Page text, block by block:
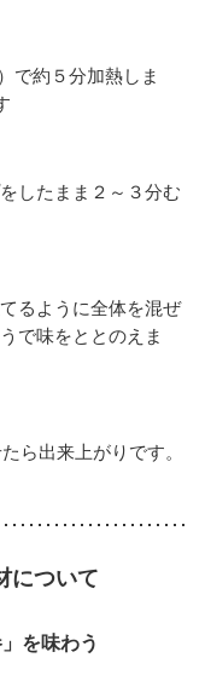
で約５分加熱しま
したまま２～３分む
るように全体を混ぜ
で味をととのえま
ら出来上がりです。
について
を味わう